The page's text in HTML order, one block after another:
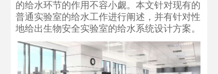
的给水环节的作用不容小觑。本文针对现有的
普通实验室的给水工作进行阐述，并有针对性
地给出生物安全实验室的给水系统设计方案。